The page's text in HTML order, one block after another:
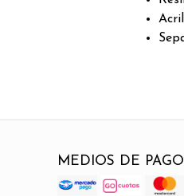
MEDIOS DE PAGO